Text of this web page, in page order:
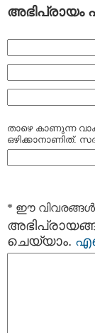
താഴെ കാണുന്ന
ഒഴിക്കാനാണിത്.
* ഈ
ചെയ്യാം.